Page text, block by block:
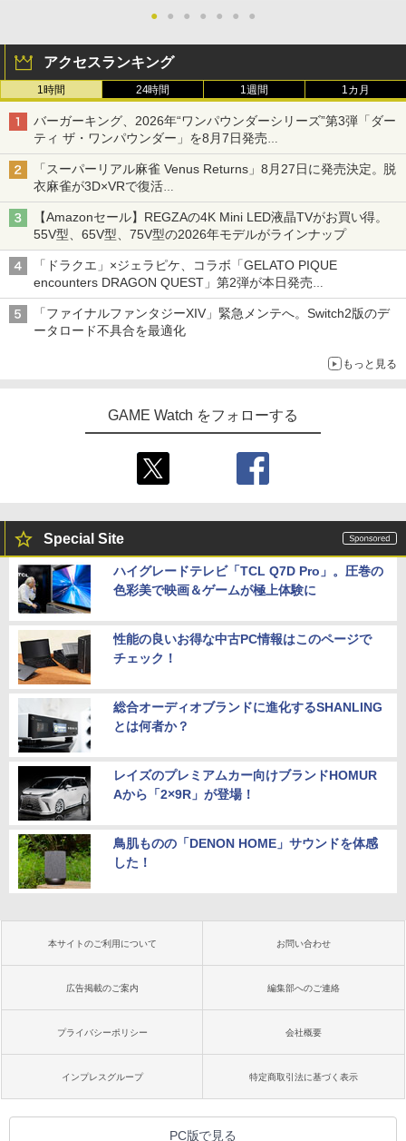
● ● ● ● ● ● ●
アクセスランキング
1時間 24時間 1週間 1カ月
バーガーキング、2026年“ワンパウンダーシリーズ”第3弾「ダー
ティ ザ・ワンパウンダー」を8月7日発売
「特製ガーリックマヨソース」を使用した超大型チーズバーガー
「スーパーリアル麻雀 Venus Returns」8月27日に発売決定。脱
衣麻雀が3D×VRで復活
発売から2週間は20%オフになるセールが実施
【Amazonセール】REGZAの4K Mini LED液晶TVがお買い得。
55V型、65V型、75V型の2026年モデルがラインナップ
「ドラクエ」×ジェラピケ、コラボ「GELATO PIQUE
encounters DRAGON QUEST」第2弾が本日発売
アイスカップに入ったスライムやわたぼう、ベビーサタンなどが
オリジナルアートで登場
「ファイナルファンタジーXIV」緊急メンテへ。Switch2版のデ
ータロード不具合を最適化
もっと見る
GAME Watch をフォローする
Special Site
ハイグレードテレビ「TCL Q7D Pro」。圧巻の
色彩美で映画＆ゲームが極上体験に
性能の良いお得な中古PC情報はこのページで
チェック！
総合オーディオブランドに進化するSHANLING
とは何者か？
レイズのプレミアムカー向けブランドHOMUR
Aから「2×9R」が登場！
鳥肌ものの「DENON HOME」サウンドを体感
した！
本サイトのご利用について お問い合わせ
広告掲載のご案内 編集部へのご連絡
プライバシーポリシー 会社概要
インプレスグループ 特定商取引法に基づく表示
PC版で見る